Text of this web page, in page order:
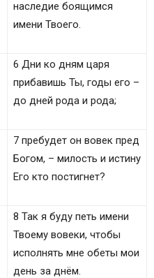
наследие боящимся
имени Твоего.
6 Дни ко дням царя
прибавишь Ты, годы его –
до дней рода и рода;
7 пребудет он вовек пред
Богом, – милость и истину
Его кто постигнет?
8 Так я буду петь имени
Твоему вовеки, чтобы
исполнять мне обеты мои
день за днём.